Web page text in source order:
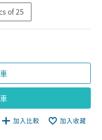
of 25
加入比較 加入收藏